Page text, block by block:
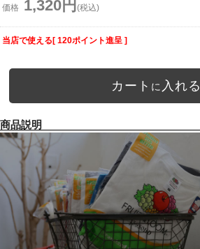
価格 1,320円 (税込)
当店で使える[ 120ポイント進呈 ]
カート に 入れる
商品説明